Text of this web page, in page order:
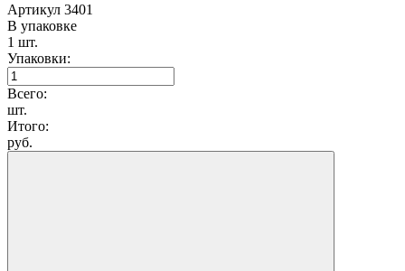
Артикул 3401
В упаковке
1 шт.
Упаковки:
Всего:
шт.
Итого:
руб.